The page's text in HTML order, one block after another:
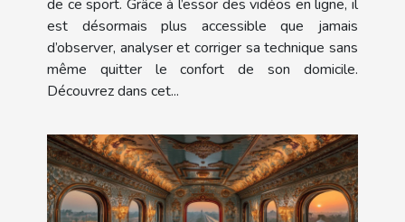
de ce sport. Grâce à l’essor des vidéos en ligne, il
est désormais plus accessible que jamais
d’observer, analyser et corriger sa technique sans
même quitter le confort de son domicile.
Découvrez dans cet...